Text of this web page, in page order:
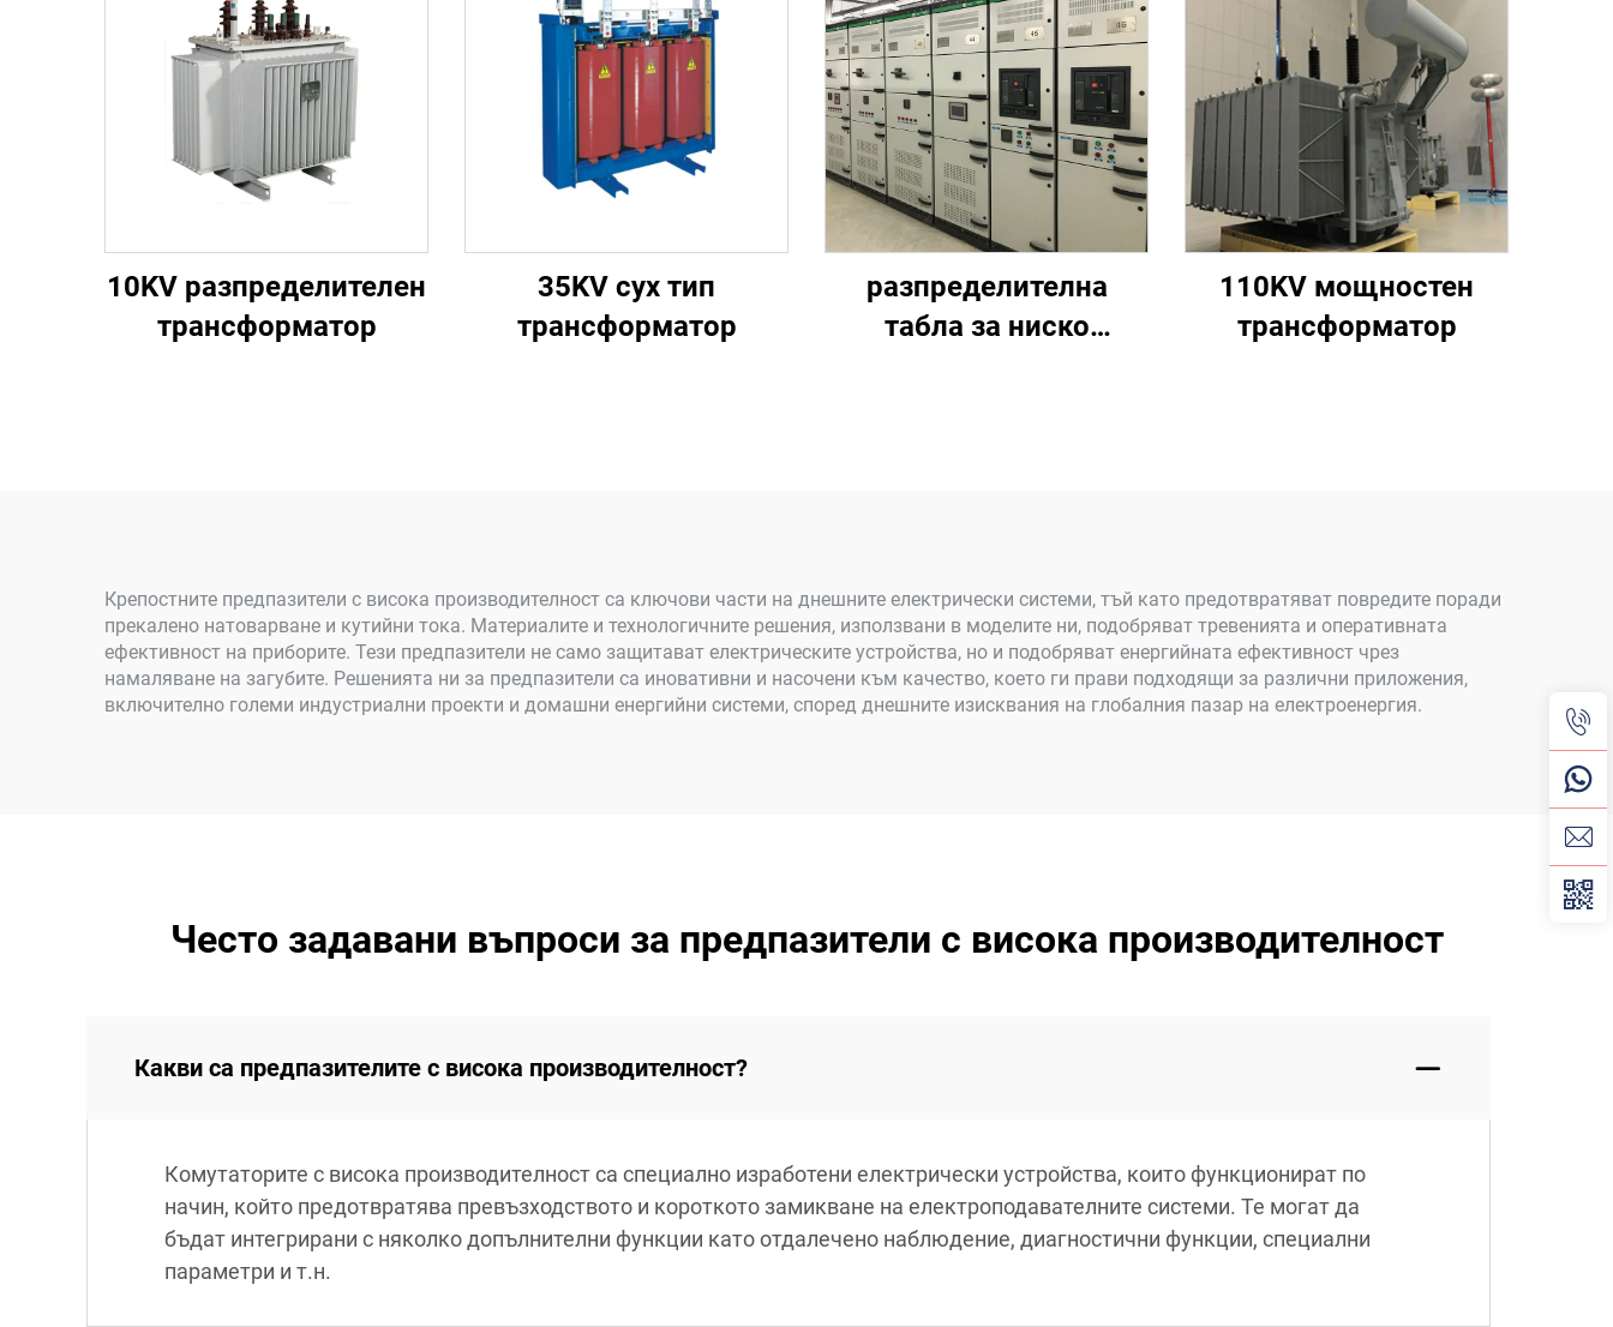
10KV разпределителен
трансформатор
35KV сух тип
трансформатор
разпределителна
табла за ниско
110KV мощностен
трансформатор
Крепостните предпазители с висока производителност са ключови части на днешните електрически системи, тъй като предотвратяват повредите поради
прекалено натоварване и кутийни тока. Материалите и технологичните решения, използвани в моделите ни, подобряват тревенията и оперативната
ефективност на приборите. Тези предпазители не само защитават електрическите устройства, но и подобряват енергийната ефективност чрез
намаляване на загубите. Решенията ни за предпазители са иновативни и насочени към качество, което ги прави подходящи за различни приложения,
включително големи индустриални проекти и домашни енергийни системи, според днешните изисквания на глобалния пазар на електроенергия.
Често задавани въпроси за предпазители с висока производителност
Какви са предпазителите с висока производителност?
Комутаторите с висока производителност са специално изработени електрически устройства, които функционират по
начин, който предотвратява превъзходството и короткото замикване на електроподавателните системи. Те могат да
бъдат интегрирани с няколко допълнителни функции като отдалечено наблюдение, диагностични функции, специални
параметри и т.н.